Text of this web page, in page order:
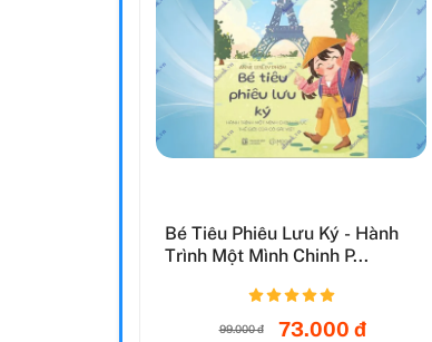
Bé Tiêu Phiêu Lưu Ký - Hành
Trình Một Mình Chinh P...
99.000 đ 73.000 đ